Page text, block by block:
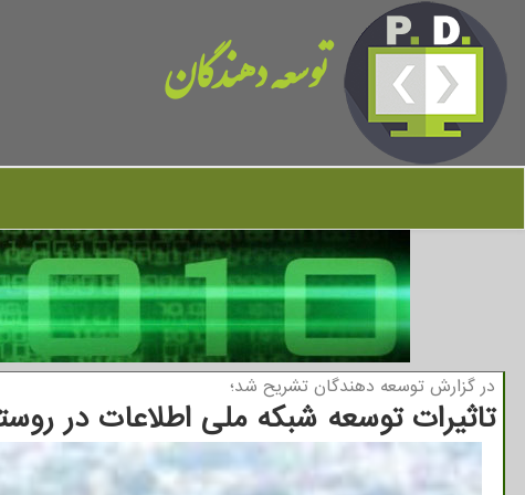
توسعه دهندگان
در گزارش توسعه دهندگان تشریح شد؛
تاثیرات توسعه شبكه ملی اطلاعات در